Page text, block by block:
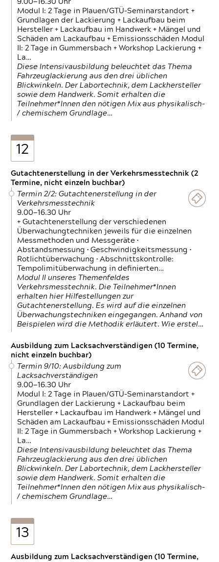
9.00—16.30 Uhr
Modul I: 2 Tage in Plauen/GTÜ-Seminarstandort +
Grundlagen der Lackierung + Lackaufbau beim
Hersteller + Lackaufbau im Handwerk + Mängel und
Schäden am Lackaufbau + Emissionsschäden Modul
II: 2 Tage in Gummersbach + Workshop Lackierung +
La…
Diese Intensivausbildung beleuchtet das Thema
Fahrzeuglackierung aus den drei üblichen
Blickwinkeln. Der Labortechnik, dem Lackhersteller
sowie dem Handwerk. Somit erhalten die
Teilnehmer*Innen den nötigen Mix aus physikalisch-
/ chemischem Grundlage…
12
Gutachtenerstellung in der Verkehrsmesstechnik (2
Termine, nicht einzeln buchbar)
Termin 2/2: Gutachtenerstellung in der
Verkehrsmesstechnik
9.00—16.30 Uhr
+ Gutachtenerstellung der verschiedenen
Überwachungtechniken jeweils für die einzelnen
Messmethoden und Messgeräte •
Abstandsmessung • Geschwindigkeitsmessung •
Rotlichtüberwachung • Abschnittskontrolle:
Tempolimitüberwachung in definierten…
Modul II unseres Themenfeldes
Verkehrsmesstechnik. Die Teilnehmer*Innen
erhalten hier Hilfestellungen zur
Gutachtenerstellung. Es wird auf die einzelnen
Überwachungstechniken eingegangen. Anhand von
Beispielen wird die Methodik erläutert. Wie erstel…
Ausbildung zum Lacksachverständigen (10 Termine,
nicht einzeln buchbar)
Termin 9/10: Ausbildung zum
Lacksachverständigen
9.00—16.30 Uhr
Modul I: 2 Tage in Plauen/GTÜ-Seminarstandort +
Grundlagen der Lackierung + Lackaufbau beim
Hersteller + Lackaufbau im Handwerk + Mängel und
Schäden am Lackaufbau + Emissionsschäden Modul
II: 2 Tage in Gummersbach + Workshop Lackierung +
La…
Diese Intensivausbildung beleuchtet das Thema
Fahrzeuglackierung aus den drei üblichen
Blickwinkeln. Der Labortechnik, dem Lackhersteller
sowie dem Handwerk. Somit erhalten die
Teilnehmer*Innen den nötigen Mix aus physikalisch-
/ chemischem Grundlage…
13
Ausbildung zum Lacksachverständigen (10 Termine,